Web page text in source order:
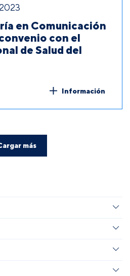
en Comunicación
con el
de Salud del
Información
más